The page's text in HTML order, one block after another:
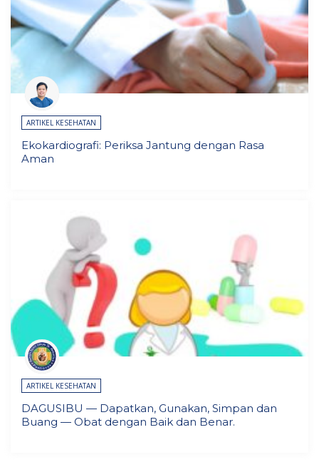
ARTIKEL KESEHATAN
Ekokardiografi: Periksa Jantung dengan Rasa
Aman
ARTIKEL KESEHATAN
DAGUSIBU — Dapatkan, Gunakan, Simpan dan
Buang — Obat dengan Baik dan Benar.